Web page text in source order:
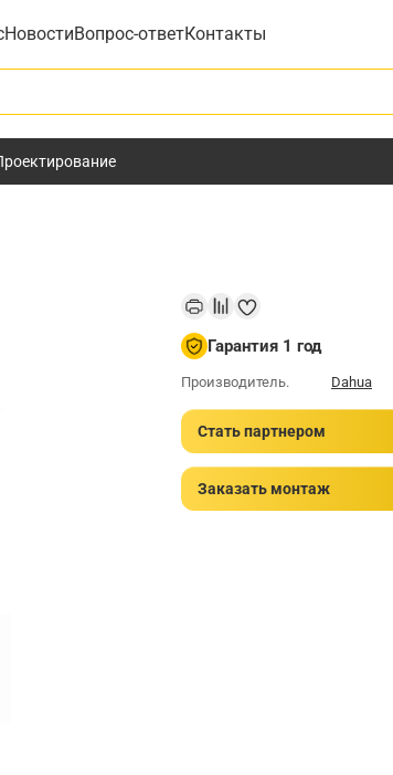
НовостиВопрос-ответКонтакты
Гарантия 1 год
Производитель. Dahua
Стать партнером
Заказать монтаж